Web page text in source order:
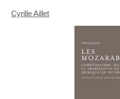
Cyrille Aillet